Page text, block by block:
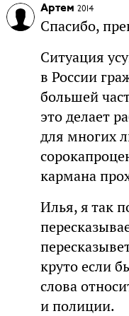
Артем 2014
Спасибо,
Ситуация
в России
большей
это делает
для многих
кармана
Илья, я так
круто если
слова
и полиции.